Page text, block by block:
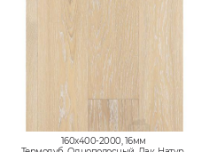
160x400-2000, 16мм